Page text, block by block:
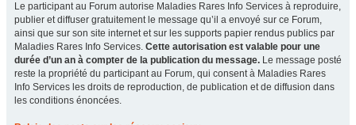
Le participant au Forum autorise Maladies Rares Info Services à reproduire,
publier et diffuser gratuitement le message qu’il a envoyé sur ce Forum,
ainsi que sur son site internet et sur les supports papier rendus publics par
Maladies Rares Info Services. Cette autorisation est valable pour une
durée d’un an à compter de la publication du message. Le message posté
reste la propriété du participant au Forum, qui consent à Maladies Rares
Info Services les droits de reproduction, de publication et de diffusion dans
les conditions énoncées.